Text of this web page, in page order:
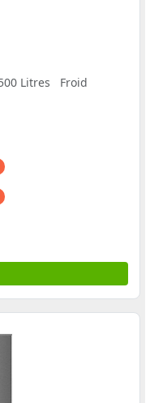
Litres Froid